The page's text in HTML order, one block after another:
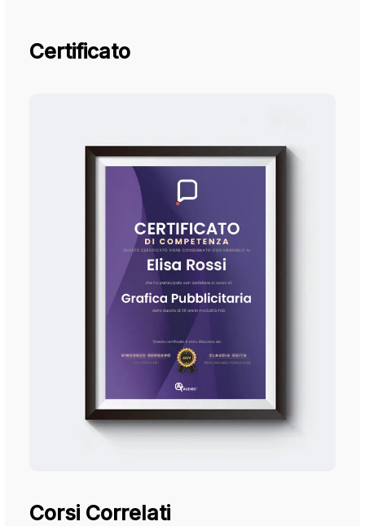
Certificato
Corsi Correlati